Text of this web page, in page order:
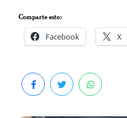
Comparte esto:
Facebook X